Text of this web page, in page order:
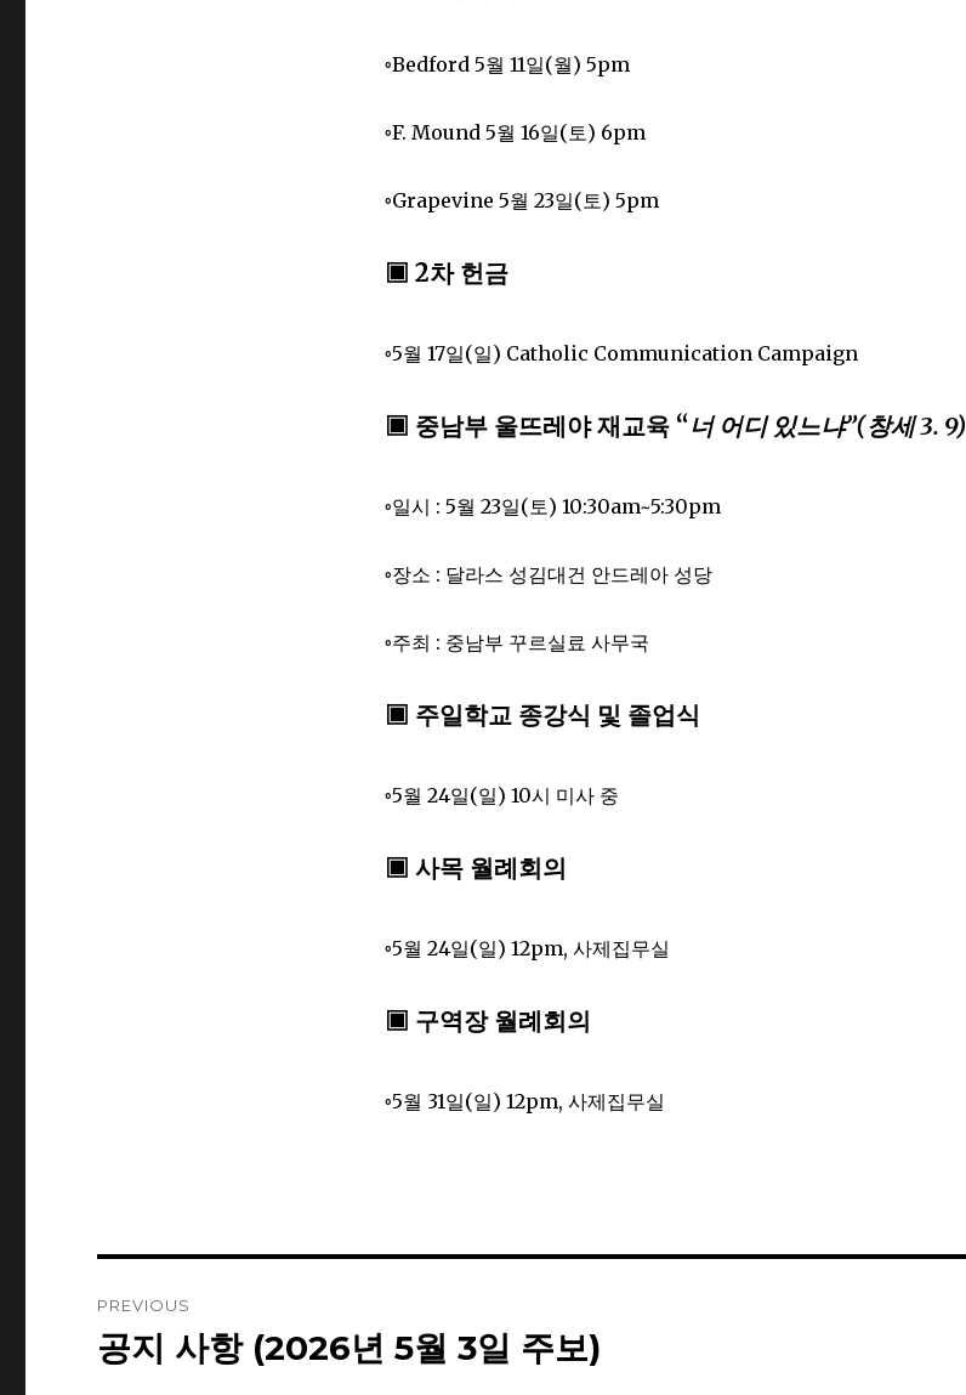
◦Bedford 5월 11일(월) 5pm
◦F. Mound 5월 16일(토) 6pm
◦Grapevine 5월 23일(토) 5pm
▣ 2차 헌금
◦5월 17일(일) Catholic Communication Campaign
▣ 중남부 울뜨레야 재교육 “너 어디 있느냐”(창세 3. 9)
◦일시 : 5월 23일(토) 10:30am~5:30pm
◦장소 : 달라스 성김대건 안드레아 성당
◦주최 : 중남부 꾸르실료 사무국
▣ 주일학교 종강식 및 졸업식
◦5월 24일(일) 10시 미사 중
▣ 사목 월례회의
◦5월 24일(일) 12pm, 사제집무실
▣ 구역장 월례회의
◦5월 31일(일) 12pm, 사제집무실
navigation
PREVIOUS
Previous
공지 사항 (2026년 5월 3일 주보)